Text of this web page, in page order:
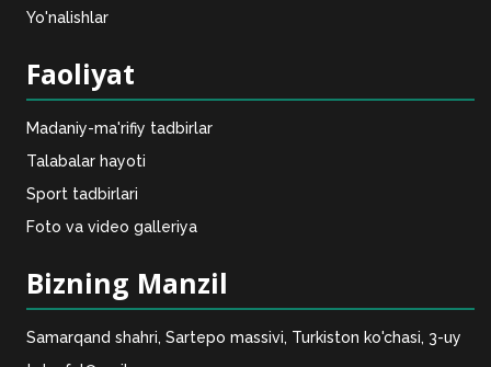
Yo'nalishlar
Faoliyat
Madaniy-ma'rifiy tadbirlar
Talabalar hayoti
Sport tadbirlari
Foto va video galleriya
Bizning Manzil
Samarqand shahri, Sartepo massivi, Turkiston ko'chasi, 3-uy